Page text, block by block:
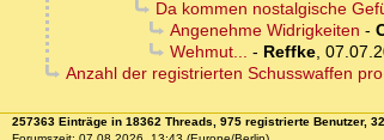
Da kommen nostalgische
Angenehme Widrigkeiten -
Wehmut... - Reffke,
Anzahl der registrierten Schusswaffen
257363 Einträge in 18362 Threads, 975 registrierte Benutzer,